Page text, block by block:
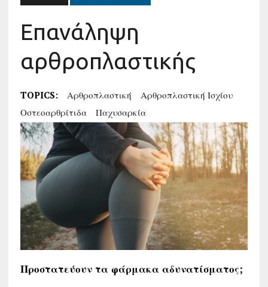
Επανάληψη
αρθροπλαστικής
TOPICS: Αρθροπλαστική
Αρθροπλαστική Ισχίου
Οστεοαρθρίτιδα
Παχυσαρκία
Προστατεύουν τα φάρμακα αδυνατίσματος;